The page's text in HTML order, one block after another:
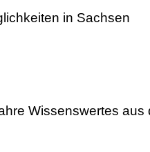
in Sachsen
Wissenswertes